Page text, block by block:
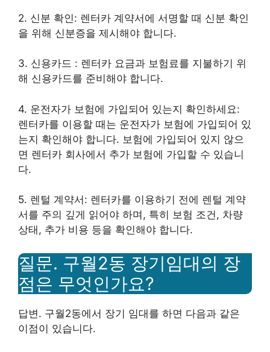
2. 신분 확인: 렌터카 계약서에 서명할 때 신분 확인
을 위해 신분증을 제시해야 합니다.
3. 신용카드 : 렌터카 요금과 보험료를 지불하기 위
해 신용카드를 준비해야 합니다.
4. 운전자가 보험에 가입되어 있는지 확인하세요:
렌터카를 이용할 때는 운전자가 보험에 가입되어 있
는지 확인해야 합니다. 보험에 가입되어 있지 않으
면 렌터카 회사에서 추가 보험에 가입할 수 있습니
다.
5. 렌털 계약서: 렌터카를 이용하기 전에 렌털 계약
서를 주의 깊게 읽어야 하며, 특히 보험 조건, 차량
상태, 추가 비용 등을 확인해야 합니다.
질문. 구월2동 장기임대의 장
점은 무엇인가요?
답변. 구월2동에서 장기 임대를 하면 다음과 같은
이점이 있습니다.